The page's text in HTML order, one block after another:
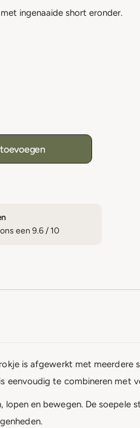
ingenaaide short eronder.
een 9.6 / 10
is afgewerkt met meerdere
te combineren met
en bewegen. De soepele